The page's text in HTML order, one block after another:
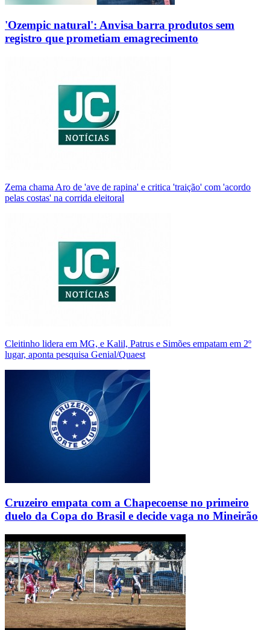
'Ozempic natural': Anvisa barra produtos sem
registro que prometiam emagrecimento
Zema chama Aro de 'ave de rapina' e critica 'traição' com 'acordo
pelas costas' na corrida eleitoral
Cleitinho lidera em MG, e Kalil, Patrus e Simões empatam em 2º
lugar, aponta pesquisa Genial/Quaest
Cruzeiro empata com a Chapecoense no primeiro
duelo da Copa do Brasil e decide vaga no Mineirão